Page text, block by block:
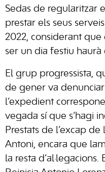
Sedas de regularitzar
prestar els seus
2022, considerant
ser un dia festiu haurà
El grup progressista,
de gener va
l’expedient
vegada sí que s’hagi
Prestats de l’excap
Antoni, encara que
la resta